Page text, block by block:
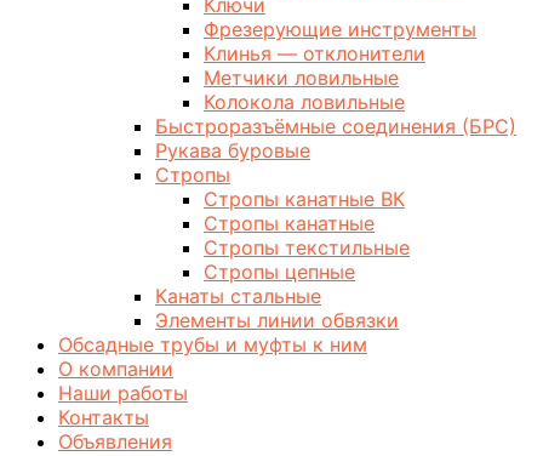
Ключи
Фрезерующие инструменты
Клинья — отклонители
Метчики ловильные
Колокола ловильные
Быстроразъёмные соединения (БРС)
Рукава буровые
Стропы
Стропы канатные ВК
Стропы канатные
Стропы текстильные
Стропы цепные
Канаты стальные
Элементы линии обвязки
Обсадные трубы и муфты к ним
О компании
Наши работы
Контакты
Объявления